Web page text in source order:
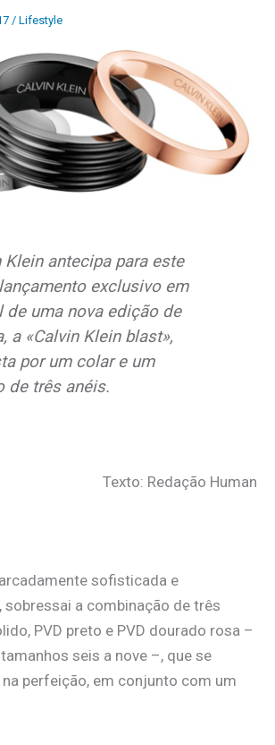
/ Lifestyle
Klein antecipa para este
exclusivo em
de uma nova edição de
a «Calvin Klein blast»,
por um colar e um
de três anéis.
Texto: Redação Human
sofisticada e
sobressai a combinação de três
PVD preto e PVD dourado rosa –
seis a nove –, que se
perfeição, em conjunto com um